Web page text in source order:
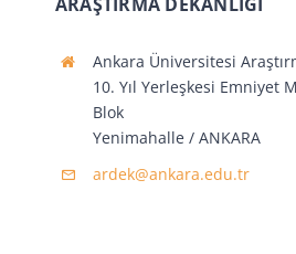
Ankara Üniversitesi
10. Yıl Yerleşkesi Emniyet
Blok
Yenimahalle / ANKARA
ardek@ankara.edu.tr